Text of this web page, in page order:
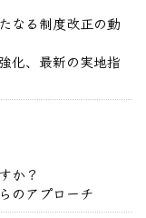
なる制度改正の動
化、最新の実地指
か？
のアプローチ